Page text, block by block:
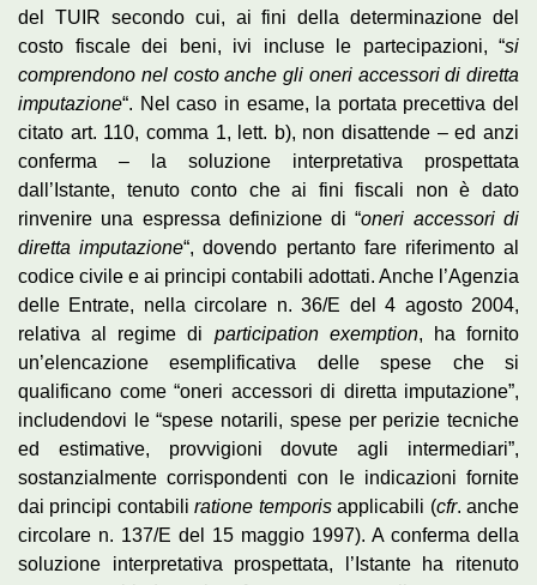
del TUIR secondo cui, ai fini della determinazione del
costo fiscale dei beni, ivi incluse le partecipazioni, “si
comprendono nel costo anche gli oneri accessori di diretta
imputazione“. Nel caso in esame, la portata precettiva del
citato art. 110, comma 1, lett. b), non disattende – ed anzi
conferma – la soluzione interpretativa prospettata
dall’Istante, tenuto conto che ai fini fiscali non è dato
rinvenire una espressa definizione di “oneri accessori di
diretta imputazione“, dovendo pertanto fare riferimento al
codice civile e ai principi contabili adottati. Anche l’Agenzia
delle Entrate, nella circolare n. 36/E del 4 agosto 2004,
relativa al regime di participation exemption, ha fornito
un’elencazione esemplificativa delle spese che si
qualificano come “oneri accessori di diretta imputazione”,
includendovi le “spese notarili, spese per perizie tecniche
ed estimative, provvigioni dovute agli intermediari”,
sostanzialmente corrispondenti con le indicazioni fornite
dai principi contabiliratione temporisapplicabili (cfr. anche
circolare n. 137/E del 15 maggio 1997). A conferma della
soluzione interpretativa prospettata, l’Istante ha ritenuto